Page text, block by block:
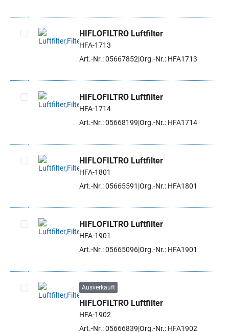
Artikel auswählen
HIFLOFILTRO Luftfilter
HFA-1713
Art.-Nr.: 05667852 Org.-Nr.: HFA1713
Artikel auswählen
HIFLOFILTRO Luftfilter
HFA-1714
Art.-Nr.: 05668199 Org.-Nr.: HFA1714
Artikel auswählen
HIFLOFILTRO Luftfilter
HFA-1801
Art.-Nr.: 05665591 Org.-Nr.: HFA1801
Artikel auswählen
HIFLOFILTRO Luftfilter
HFA-1901
Art.-Nr.: 05665096Org.-Nr.: HFA1901
Artikel auswählen
Ausverkauft
HIFLOFILTRO Luftfilter
HFA-1902
Art.-Nr.: 05666839 Org.-Nr.: HFA1902